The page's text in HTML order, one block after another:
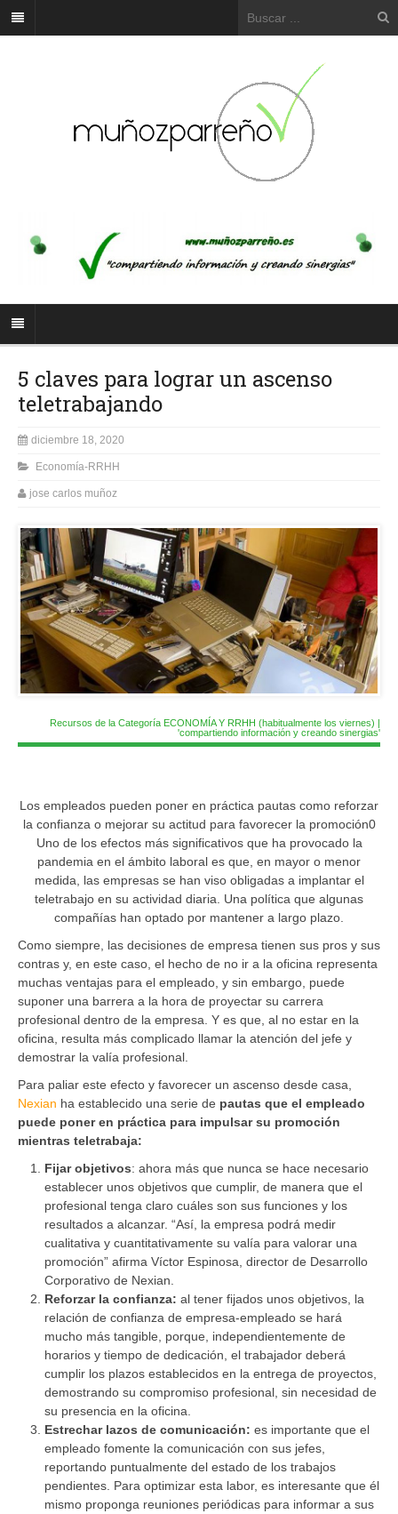
5 claves para lograr un ascenso
teletrabajando
diciembre 18, 2020
Economía-RRHH
jose carlos muñoz
Recursos de la Categoría ECONOMÍA Y RRHH (habitualmente los viernes) |
'compartiendo información y creando sinergias'
Los empleados pueden poner en práctica pautas como reforzar
la confianza o mejorar su actitud para favorecer la promoción0
Uno de los efectos más significativos que ha provocado la
pandemia en el ámbito laboral es que, en mayor o menor
medida, las empresas se han viso obligadas a implantar el
teletrabajo en su actividad diaria. Una política que algunas
compañías han optado por mantener a largo plazo.
Como siempre, las decisiones de empresa tienen sus pros y sus
contras y, en este caso, el hecho de no ir a la oficina representa
muchas ventajas para el empleado, y sin embargo, puede
suponer una barrera a la hora de proyectar su carrera
profesional dentro de la empresa. Y es que, al no estar en la
oficina, resulta más complicado llamar la atención del jefe y
demostrar la valía profesional.
Para paliar este efecto y favorecer un ascenso desde casa,
Nexian ha establecido una serie de pautas que el empleado
puede poner en práctica para impulsar su promoción
mientras teletrabaja:
Fijar objetivos: ahora más que nunca se hace necesario
establecer unos objetivos que cumplir, de manera que el
profesional tenga claro cuáles son sus funciones y los
resultados a alcanzar. “Así, la empresa podrá medir
cualitativa y cuantitativamente su valía para valorar una
promoción” afirma Víctor Espinosa, director de Desarrollo
Corporativo de Nexian.
Reforzar la confianza: al tener fijados unos objetivos, la
relación de confianza de empresa-empleado se hará
mucho más tangible, porque, independientemente de
horarios y tiempo de dedicación, el trabajador deberá
cumplir los plazos establecidos en la entrega de proyectos,
demostrando su compromiso profesional, sin necesidad de
su presencia en la oficina.
Estrechar lazos de comunicación: es importante que el
empleado fomente la comunicación con sus jefes,
reportando puntualmente del estado de los trabajos
pendientes. Para optimizar esta labor, es interesante que él
mismo proponga reuniones periódicas para informar a sus